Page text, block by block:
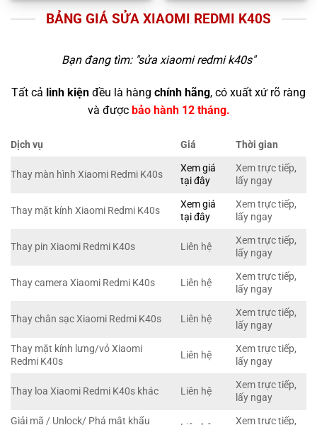
BẢNG GIÁ SỬA XIAOMI REDMI K40S
Bạn đang tìm: "sửa xiaomi redmi k40s"
Tất cả linh kiện đều là hàng chính hãng, có xuất xứ rõ ràng
và được bảo hành 12 tháng.
Dịch vụ Giá Thời gian
Thay màn hình Xiaomi Redmi K40s
Xem giá
tại đây
Xem trực tiếp,
lấy ngay
Thay mặt kính Xiaomi Redmi K40s
Xem giá
tại đây
Xem trực tiếp,
lấy ngay
Thay pin Xiaomi Redmi K40s Liên hệ
Xem trực tiếp,
lấy ngay
Thay camera Xiaomi Redmi K40s Liên hệ
Xem trực tiếp,
lấy ngay
Thay chân sạc Xiaomi Redmi K40s Liên hệ
Xem trực tiếp,
lấy ngay
Thay mặt kính lưng/vỏ Xiaomi
Redmi K40s
Liên hệ
Xem trực tiếp,
lấy ngay
Thay loa Xiaomi Redmi K40s khác Liên hệ
Xem trực tiếp,
lấy ngay
Giải mã / Unlock/ Phá mật khẩu
Xem trực tiếp,